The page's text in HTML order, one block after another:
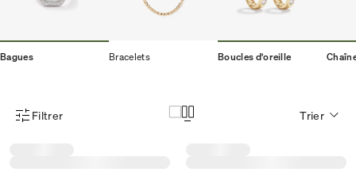
Bagues Bracelets Boucles d'oreille
Menu des filtres d'articles
Filtrer Trier